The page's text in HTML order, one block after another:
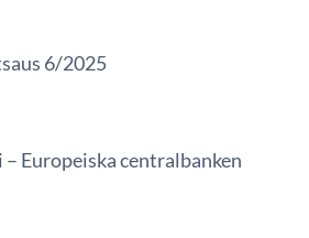
6/2025
Europeiska centralbanken